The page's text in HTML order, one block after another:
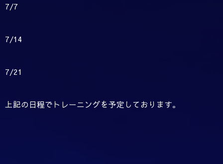
7/7
7/14
7/21
上記の日程でトレーニングを予定しております。